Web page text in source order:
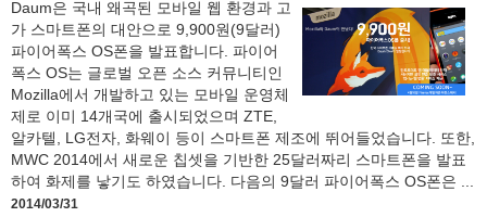
Daum은 국내 왜곡된 모바일 웹 환경과 고
가 스마트폰의 대안으로 9,900원(9달러)
파이어폭스 OS폰을 발표합니다. 파이어
폭스 OS는 글로벌 오픈 소스 커뮤니티인
Mozilla에서 개발하고 있는 모바일 운영체
제로 이미 14개국에 출시되었으며 ZTE,
알카텔, LG전자, 화웨이 등이 스마트폰 제조에 뛰어들었습니다. 또한,
MWC 2014에서 새로운 칩셋을 기반한 25달러짜리 스마트폰을 발표
하여 화제를 낳기도 하였습니다. 다음의 9달러 파이어폭스 OS폰은 ...
2014/03/31